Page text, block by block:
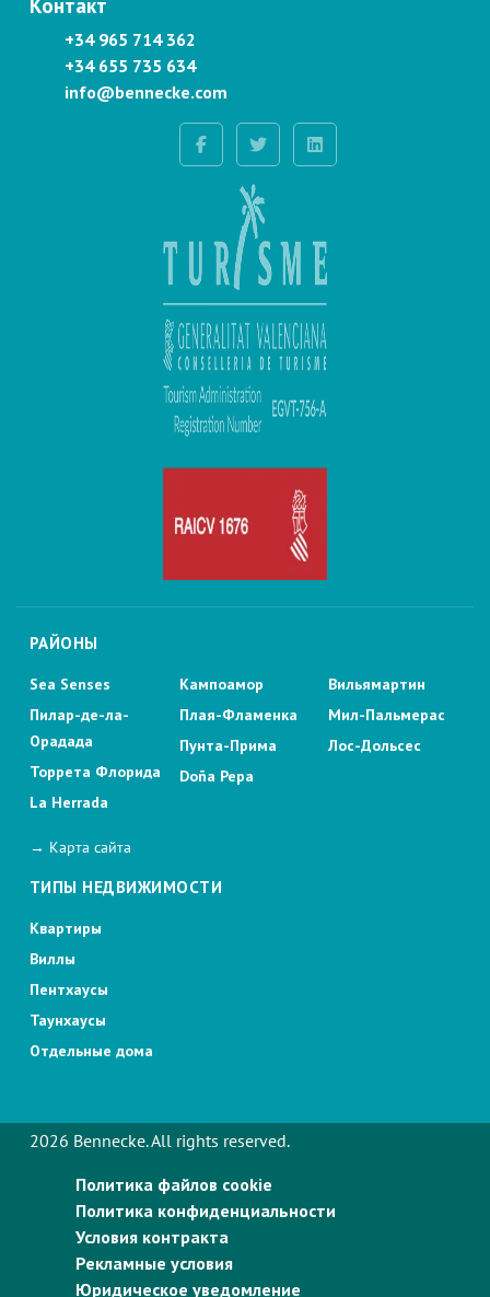
+34 965 714 362
+34 655 735 634
info@bennecke.com
РАЙОНЫ
Sea Senses
Пилар-де-ла-
Орадада
Торрета Флорида
La Herrada
Кампоамор
Плая-Фламенка
Пунта-Прима
Doña Pepa
Вильямартин
Мил-Пальмерас
Лос-Дольсес
→ Карта сайта
ТИПЫ НЕДВИЖИМОСТИ
Квартиры
Виллы
Пентхаусы
Таунхаусы
Отдельные дома
2026 Bennecke. All rights reserved.
Политика файлов cookie
Политика конфиденциальности
Условия контракта
Рекламные условия
Юридическое уведомление